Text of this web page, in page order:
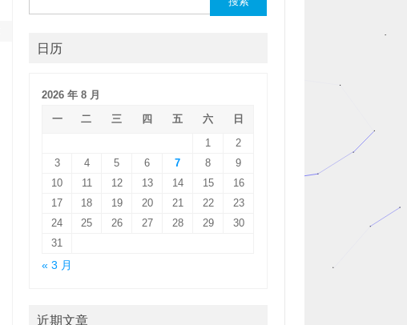
索：
日历
2026 年 8 月
一
二 三 四 五 六
日
1
2
3
4 5 6 7 8
9
10
11 12 13 14 15
16
17
18 19 20 21 22
23
24
25 26 27 28 29
30
31
« 3 月
近期文章